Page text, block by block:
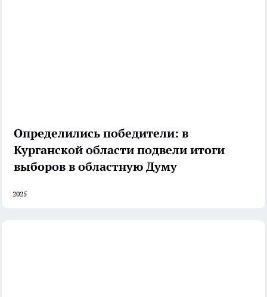
Определились победители: в
Курганской области подвели итоги
выборов в областную Думу
2025